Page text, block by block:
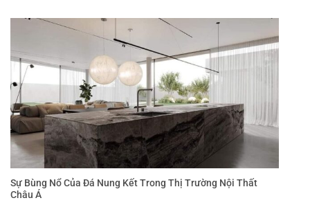
Sự Bùng Nổ Của Đá Nung Kết Trong Thị Trường Nội Thất
Châu Á